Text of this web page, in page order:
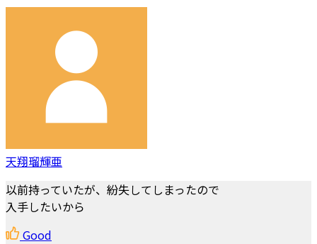
天翔瑠輝亜
以前持っていたが、紛失してしまったので
入手したいから
Good